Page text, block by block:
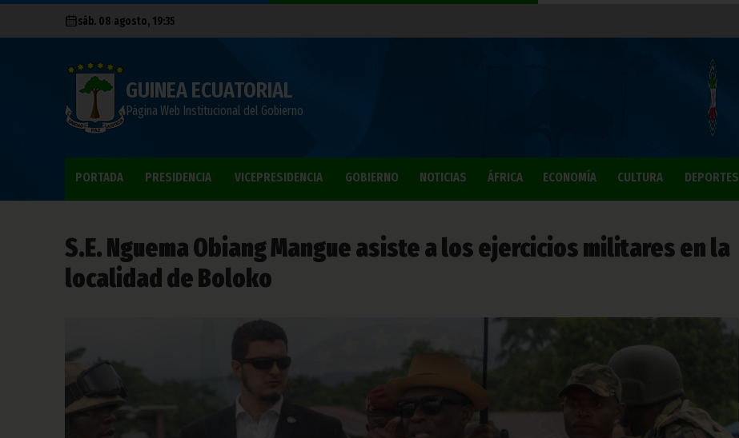
sáb. 08 agosto, 19:35
GUINEA ECUATORIAL
Página Web Institucional del Gobierno
PORTADA PRESIDENCIA VICEPRESIDENCIA GOBIERNO NOTICIAS ÁFRICA ECONOMÍA CULTURA DEPORTES
S.E. Nguema Obiang Mangue asiste a los ejercicios militares en la
localidad de Boloko